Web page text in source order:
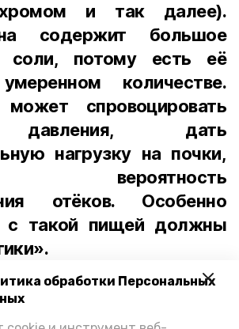
обработки Персональных
и так далее).
содержит большое
соли, потому есть её
количестве.
спровоцировать
давления, дать
нагрузку на почки,
вероятность
отёков. Особенно
с такой пищей должны
человека безопасной
считается 30-50 граммов